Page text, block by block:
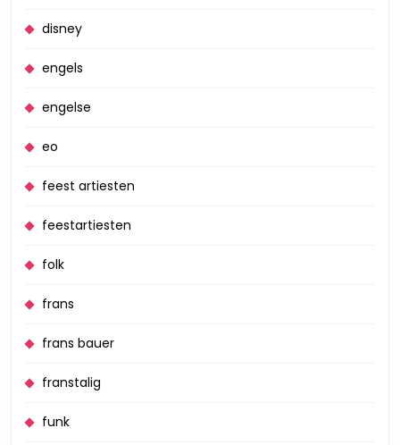
disney
engels
engelse
eo
feest artiesten
feestartiesten
folk
frans
frans bauer
franstalig
funk